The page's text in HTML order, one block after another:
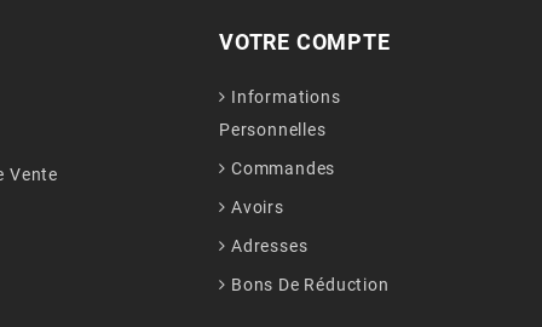
Vente
VOTRE COMPTE
Informations
Personnelles
Commandes
Avoirs
Adresses
Bons De Réduction